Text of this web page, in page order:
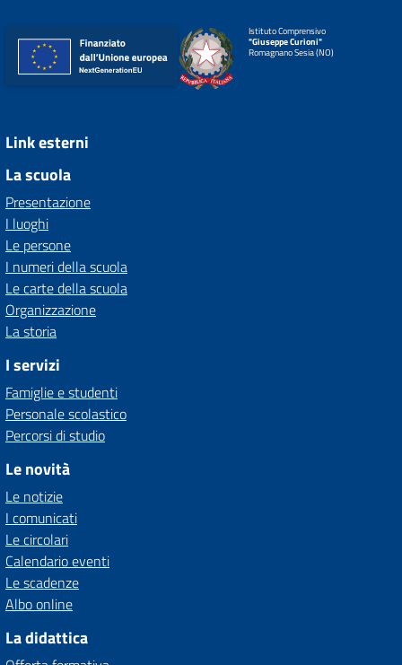
Istituto Comprensivo
"Giuseppe Curioni"
Romagnano Sesia (NO)
Link esterni
La scuola
Presentazione
I luoghi
Le persone
I numeri della scuola
Le carte della scuola
Organizzazione
La storia
I servizi
Famiglie e studenti
Personale scolastico
Percorsi di studio
Le novità
Le notizie
I comunicati
Le circolari
Calendario eventi
Le scadenze
Albo online
La didattica